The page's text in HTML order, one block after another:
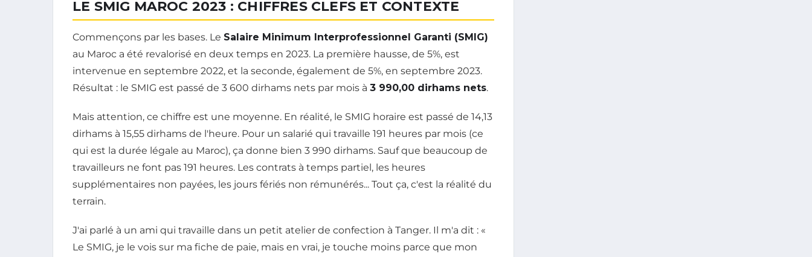
LE SMIG MAROC 2023 : CHIFFRES CLEFS ET CONTEXTE
Commençons par les bases. Le Salaire Minimum Interprofessionnel Garanti (SMIG)
au Maroc a été revalorisé en deux temps en 2023. La première hausse, de 5%, est
intervenue en septembre 2022, et la seconde, également de 5%, en septembre 2023.
Résultat : le SMIG est passé de 3 600 dirhams nets par mois à 3 990,00 dirhams nets.
Mais attention, ce chiffre est une moyenne. En réalité, le SMIG horaire est passé de 14,13
dirhams à 15,55 dirhams de l'heure. Pour un salarié qui travaille 191 heures par mois (ce
qui est la durée légale au Maroc), ça donne bien 3 990 dirhams. Sauf que beaucoup de
travailleurs ne font pas 191 heures. Les contrats à temps partiel, les heures
supplémentaires non payées, les jours fériés non rémunérés... Tout ça, c'est la réalité du
terrain.
J'ai parlé à un ami qui travaille dans un petit atelier de confection à Tanger. Il m'a dit : «
Le SMIG, je le vois sur ma fiche de paie, mais en vrai, je touche moins parce que mon